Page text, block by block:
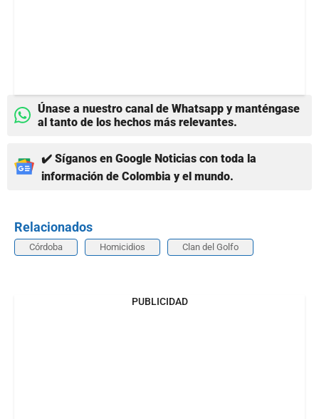
Únase a nuestro canal de Whatsapp y manténgase
al tanto de los hechos más relevantes.
✔️ Síganos en Google Noticias con toda la
información de Colombia y el mundo.
Relacionados
Córdoba Homicidios Clan del Golfo
PUBLICIDAD